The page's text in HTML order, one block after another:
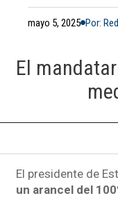
mayo 5, 2025 Por:
El
El presidente de
un arancel del